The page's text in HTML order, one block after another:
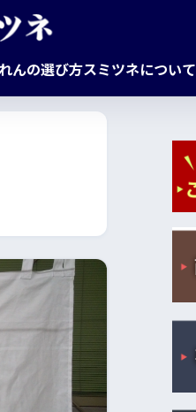
んの選び方スミツネについて